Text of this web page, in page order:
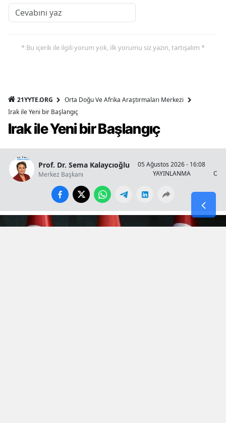
* Bu içerik ile ilgili yorum yok, ilk yorumu siz yazın, tartışalım *
21YYTE.ORG
Orta Doğu Ve Afrika Araştırmaları Merkezi
Irak ile Yeni bir Başlangıç
Irak ile Yeni bir Başlangıç
Prof. Dr. Sema Kalaycıoğlu
Merkez Başkanı
05 Ağustos 2026 - 16:08
YAYINLANMA